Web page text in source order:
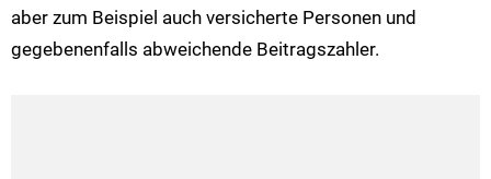
aber zum Beispiel auch versicherte Personen und
gegebenenfalls abweichende Beitragszahler.